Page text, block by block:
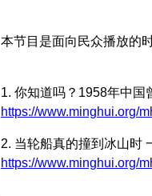
本节目是面向民众播放的
1. 你知道吗？1958年中国
https://www.minghui.org/
2. 当轮船真的撞到冰山时
https://www.minghui.org/